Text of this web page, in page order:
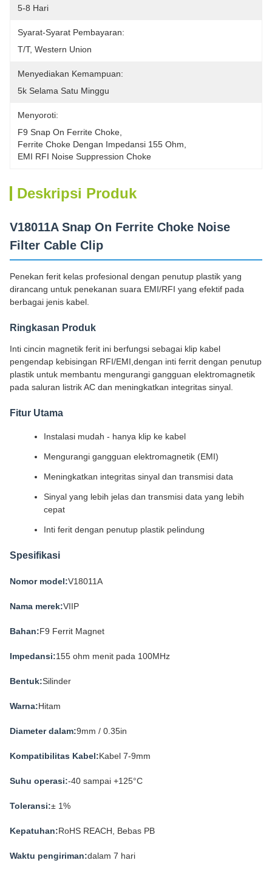
5-8 Hari
Syarat-Syarat Pembayaran:
T/T, Western Union
Menyediakan Kemampuan:
5k Selama Satu Minggu
Menyoroti:
F9 Snap On Ferrite Choke
Ferrite Choke Dengan Impedansi 155 Ohm
EMI RFI Noise Suppression Choke
Deskripsi Produk
V18011A Snap On Ferrite Choke Noise
Filter Cable Clip
Penekan ferit kelas profesional dengan penutup plastik yang
dirancang untuk penekanan suara EMI/RFI yang efektif pada
berbagai jenis kabel.
Ringkasan Produk
Inti cincin magnetik ferit ini berfungsi sebagai klip kabel
pengendap kebisingan RFI/EMI,dengan inti ferrit dengan penutup
plastik untuk membantu mengurangi gangguan elektromagnetik
pada saluran listrik AC dan meningkatkan integritas sinyal.
Fitur Utama
Instalasi mudah - hanya klip ke kabel
Mengurangi gangguan elektromagnetik (EMI)
Meningkatkan integritas sinyal dan transmisi data
Sinyal yang lebih jelas dan transmisi data yang lebih
cepat
Inti ferit dengan penutup plastik pelindung
Spesifikasi
Nomor model:V18011A
Nama merek:VIIP
Bahan:F9 Ferrit Magnet
Impedansi:155 ohm menit pada 100MHz
Bentuk:Silinder
Warna:Hitam
Diameter dalam:9mm / 0.35in
Kompatibilitas Kabel:Kabel 7-9mm
Suhu operasi:-40 sampai +125°C
Toleransi:± 1%
Kepatuhan:RoHS REACH, Bebas PB
Waktu pengiriman:dalam 7 hari